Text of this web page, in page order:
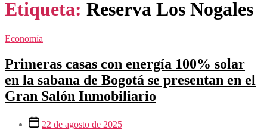
Etiqueta: Reserva Los Nogales
Categorías
Economía
Primeras casas con energía 100% solar
en la sabana de Bogotá se presentan en el
Gran Salón Inmobiliario
Fecha de la entrada
22 de agosto de 2025